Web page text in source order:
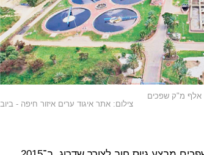
צילום: אתר איגוד ערים איזור חיפה - ביוב